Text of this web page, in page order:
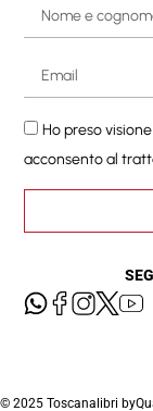
Ho preso
acconsento al
© 2025 Toscanalibri by